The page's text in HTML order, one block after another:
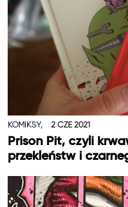
KOMIKSY, 2 CZE 2021
Prison Pit, czyli
przekleństw i